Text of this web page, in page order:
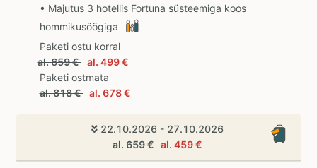
• Majutus 3 hotellis Fortuna süsteemiga koos
hommikusöögiga
Paketi ostu korral
al. 659 € al. 499 €
Paketi ostmata
al. 818 € al. 678 €
22.10.2026 - 27.10.2026
al. 659 €al. 459 €